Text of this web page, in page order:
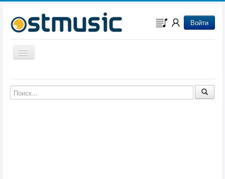
Войти
Включить/выключить навигацию
Музыка из мультфильмов
Музыка из сериалов